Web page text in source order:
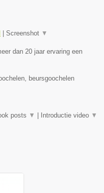
| Screenshot ▼
dan 20 jaar ervaring een
beursgoochelen
posts ▼ | Introductie video ▼